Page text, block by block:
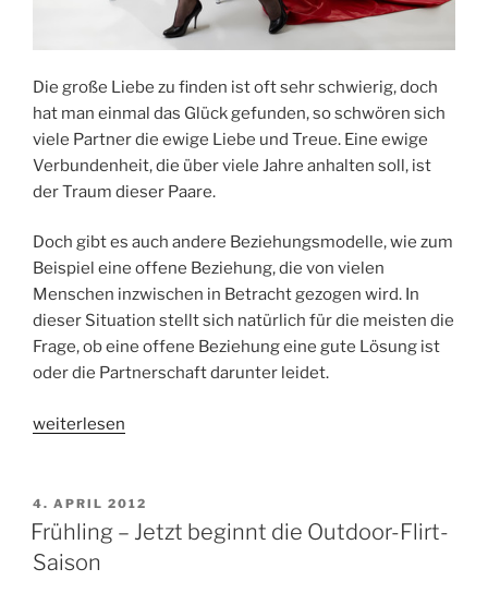
Die große Liebe zu finden ist oft sehr schwierig, doch
hat man einmal das Glück gefunden, so schwören sich
viele Partner die ewige Liebe und Treue. Eine ewige
Verbundenheit, die über viele Jahre anhalten soll, ist
der Traum dieser Paare.
Doch gibt es auch andere Beziehungsmodelle, wie zum
Beispiel eine offene Beziehung, die von vielen
Menschen inzwischen in Betracht gezogen wird. In
dieser Situation stellt sich natürlich für die meisten die
Frage, ob eine offene Beziehung eine gute Lösung ist
oder die Partnerschaft darunter leidet.
„Die
und
der
Gedanke
weiterlesen
VERÖFFENTLICHT
AM
4. APRIL 2012
Frühling – Jetzt beginnt die Outdoor-Flirt-
Saison